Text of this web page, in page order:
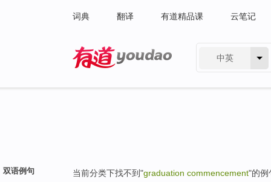
词典 翻译 有道精品课 云笔记
中英
双语例句 当前分类下找不到"graduation commencement"的例